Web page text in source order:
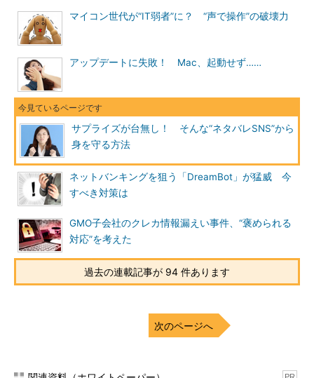
マイコン世代が“IT弱者”に？ “声で操作”の破壊力
アップデートに失敗！ Mac、起動せず……
サプライズが台無し！ そんな“ネタバレSNS”から
身を守る方法
ネットバンキングを狙う「DreamBot」が猛威 今
すべき対策は
GMO子会社のクレカ情報漏えい事件、“褒められる
対応”を考えた
過去の連載記事が 94 件あります
次のページへ